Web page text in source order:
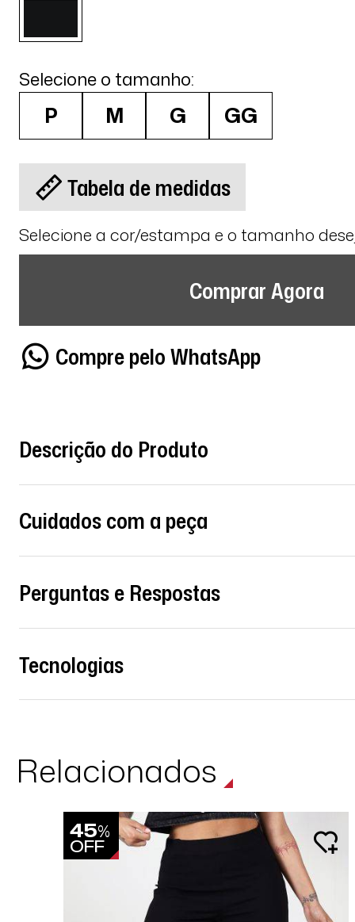
Selecione o tamanho:
P M G GG
Tabela de medidas
Selecione a cor/estampa e o tamanho
Comprar Agora
Compre pelo WhatsApp
Descrição do Produto
Cuidados com a peça
Perguntas e Respostas
Tecnologias
Relacionados
45%
OFF